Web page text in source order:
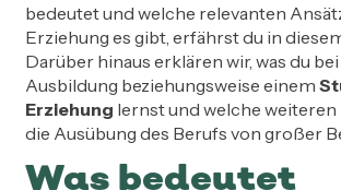
bedeutet und welche relevanten
Erziehung es gibt, erfährst du in
Darüber hinaus erklären wir, was du
Ausbildung beziehungsweise einem
Erziehung lernst und welche
die Ausübung des Berufs von großer
Was bedeutet